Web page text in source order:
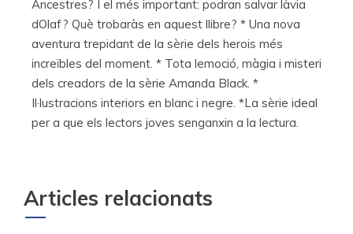
Ancestres? I el més important: podran salvar làvia
dOlaf? Què trobaràs en aquest llibre? * Una nova
aventura trepidant de la sèrie dels herois més
increïbles del moment. * Tota lemoció, màgia i misteri
dels creadors de la sèrie Amanda Black. *
Il·lustracions interiors en blanc i negre. *La sèrie ideal
per a que els lectors joves senganxin a la lectura.
Articles relacionats